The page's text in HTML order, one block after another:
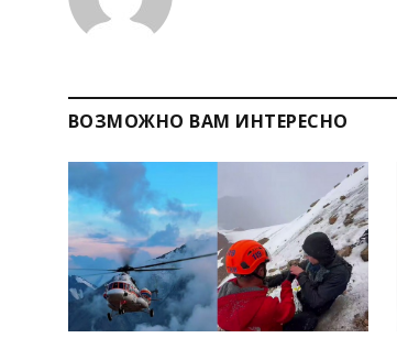
ВОЗМОЖНО ВАМ ИНТЕРЕСНО